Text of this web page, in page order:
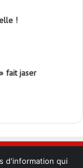
!
fait jaser
d'information qui